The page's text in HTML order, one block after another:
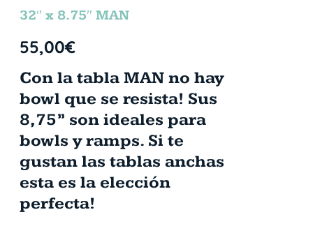
NTE
32″ x 8.75″ MAN
55,00€
Con la tabla MAN no hay
bowl que se resista! Sus
8,75” son ideales para
bowls y ramps. Si te
gustan las tablas anchas
esta es la elección
perfecta!